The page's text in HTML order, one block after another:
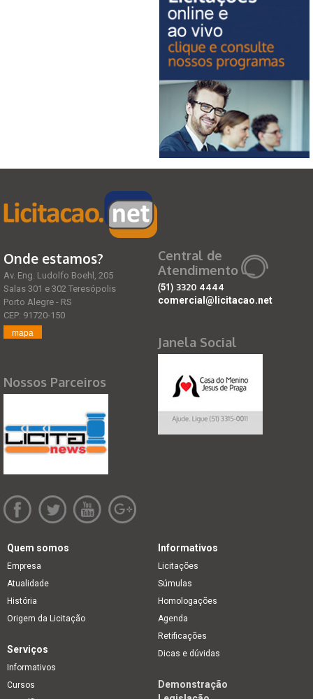
Onde estamos?
Av. Eng. Ludolfo Boehl, 205
Salas 301 e 302 Teresópolis
Porto Alegre - RS
CEP: 91720-150
mapa
Nossos Parceiros
Central de
Atendimento
(51) 3320 4444
comercial@licitacao.net
Janela Social
Quem somos
Empresa
Atualidade
História
Origem da Licitação
Informativos
Licitações
Súmulas
Homologações
Agenda
Retificações
Dicas e dúvidas
Serviços
Informativos
Cursos
Demonstração